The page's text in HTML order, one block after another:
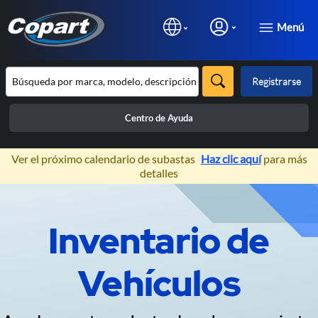
Menú
Registrarse
Centro de Ayuda
×
Ver el próximo calendario de subastas Haz clic aquípara más
detalles
Subastas de Vehículos 100%
Online
Exclusivas para profesionales de la
Inventario de
Vehículos